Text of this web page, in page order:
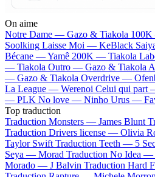
On aime
Notre Dame — Gazo & Tiakola
Soolking Laisse Moi — KeBlack
Bécane —Yamê 200K — Tiakola
— Tiakola Outro — Gazo & Tiakola
— Gazo & Tiakola Overdrive —
La League — Werenoi Celui qui part
— PLK No love — Ninho Urus —
Top traduction
Traduction Monsters — James Blunt
Traduction Drivers license — Olivia
Taylor Swift Traduction Teeth — 5
Seya — Morad Traduction No Idea —
Morado — J Balvin Traduction Hard